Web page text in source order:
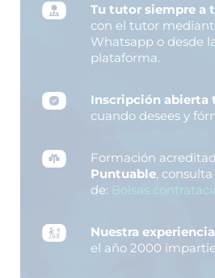
Tu tutor siempre a
con el tutor
Whatsapp o desde
plataforma.
Inscripción abierta
cuando desees y
Formación
Puntuable,
de: Bolsas
Nuestra
el año 2000